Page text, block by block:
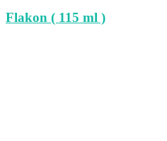
Flakon ( 115 ml )